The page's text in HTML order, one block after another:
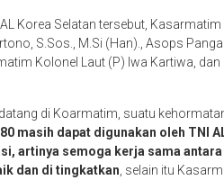
Korea Selatan tersebut,
S.Sos., M.Si (Han)., Asops
Kolonel Laut (P) Iwa Kartiwa, dan
di Koarmatim, suatu
masih dapat digunakan oleh TNI
artinya semoga kerja sama
dan di tingkatkan , selain itu